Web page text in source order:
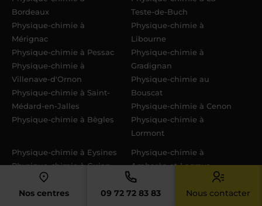
Nos centres 09 72 72 83 83 Nous contacter
Bordeaux
Physique-chimie à
Mérignac
Physique-chimie à Pessac
Physique-chimie à
Villenave-d'Ornon
Physique-chimie à Saint-
Médard-en-Jalles
Physique-chimie à Bègles
Teste-de-Buch
Physique-chimie à
Libourne
Physique-chimie à
Gradignan
Physique-chimie au
Bouscat
Physique-chimie à Cenon
Physique-chimie à
Lormont
Physique-chimie à Eysines
Physique-chimie à Gujan-
Mestras
Physique-chimie à Cestas
Physique-chimie à
Ambarès-et-Lagrave
Physique-chimie à
Arcachon